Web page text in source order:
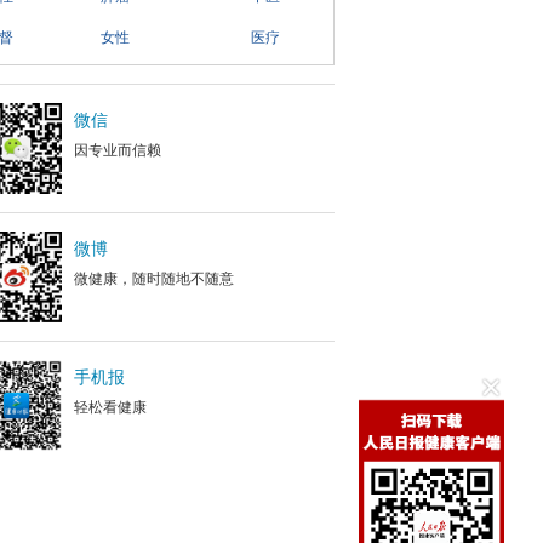
女性 医疗
微信
因专业而信赖
微博
微健康，随时随地不随意
手机报
轻松看健康